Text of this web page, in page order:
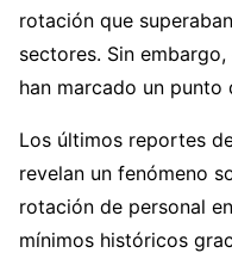
rotación que
sectores. Sin
han marcado un punto
Los últimos reportes
revelan un fenómeno
rotación de personal
mínimos históricos